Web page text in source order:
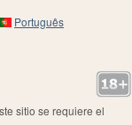
Português
sitio se requiere el